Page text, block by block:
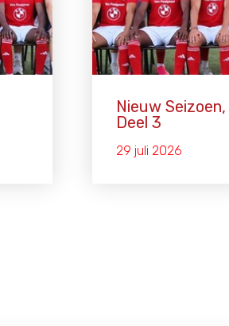
Nieuw
Deel 3
29 juli 2026